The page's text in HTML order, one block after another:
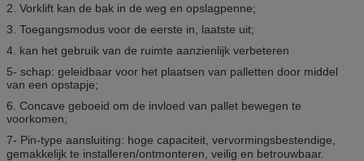
2. Vorklift kan de bak in de weg en opslagpenne;
3. Toegangsmodus voor de eerste in, laatste uit;
4. kan het gebruik van de ruimte aanzienlijk verbeteren
5- schap: geleidbaar voor het plaatsen van palletten door middel
van een opstapje;
6. Concave geboeid om de invloed van pallet bewegen te
voorkomen;
7- Pin-type aansluiting: hoge capaciteit, vervormingsbestendige,
gemakkelijk te installeren/ontmonteren, veilig en betrouwbaar.